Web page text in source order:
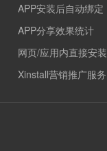
APP安装后自动绑定
APP分享效果统计
网页/应用内直接安装
Xinstall营销推广服务